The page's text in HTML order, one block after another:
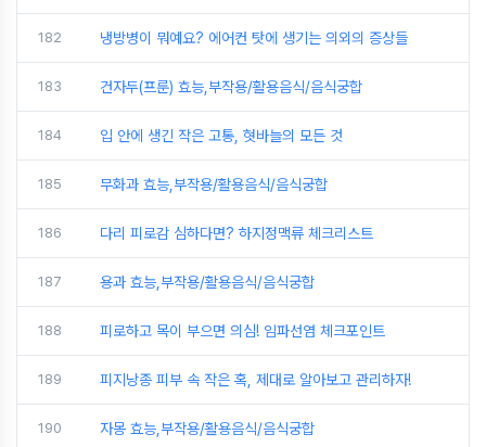
182 냉방병이 뭐예요? 에어컨 탓에 생기는 의외의 증상들
183 건자두(프룬) 효능,부작용/활용음식/음식궁합
184 입 안에 생긴 작은 고통, 혓바늘의 모든 것
185 무화과 효능,부작용/활용음식/음식궁합
186 다리 피로감 심하다면? 하지정맥류 체크리스트
187 용과 효능,부작용/활용음식/음식궁합
188 피로하고 목이 부으면 의심! 임파선염 체크포인트
189 피지낭종 피부 속 작은 혹, 제대로 알아보고 관리하자!
190 자몽 효능,부작용/활용음식/음식궁합